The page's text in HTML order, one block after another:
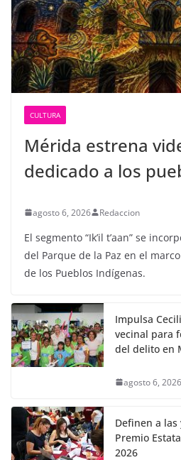
CULTURA
Mérida estrena
dedicado a los
agosto 6, 2026 Redaccion
El segmento “Ik’il t’aan” se
del Parque de la Paz en el
de los Pueblos Indígenas.
Impulsa
vecinal para
del delito en
agosto 6, 2026
Definen a las
Premio
2026